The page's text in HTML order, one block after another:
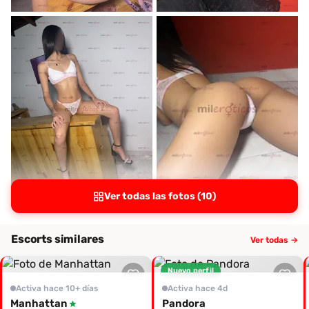
Ver todas las fotos (10)
Escorts similares Ver todas →
Activa hace 10+ días
Manhattan
Nuevo perfil
Activa hace 4d
Pandora